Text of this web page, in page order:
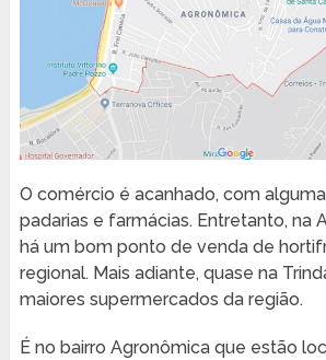
O comércio é acanhado, com
padarias e farmácias. Entretanto, na
há um bom ponto de venda de
regional. Mais adiante, quase na
maiores supermercados da região.
É no bairro Agronômica que estão